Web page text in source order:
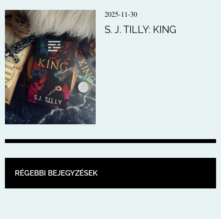
2025-11-30
S. J. TILLY: KING
BEJEGYZÉS NAVIGÁCIÓ
RÉGEBBI BEJEGYZÉSEK